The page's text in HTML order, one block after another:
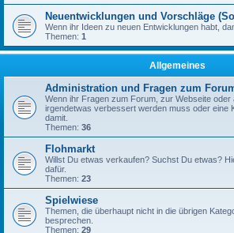
Neuentwicklungen und Vorschläge
Wenn ihr Ideen zu neuen Entwicklungen habt,
Themen: 1
Allgemeines
Administration und Fragen zum
Wenn ihr Fragen zum Forum, zur Webseite oder
irgendetwas verbessert werden muss oder eine
damit.
Themen: 36
Flohmarkt
Willst Du etwas verkaufen? Suchst Du etwas?
dafür.
Themen: 23
Spielwiese
Themen, die überhaupt nicht in die übrigen
besprechen.
Themen: 29